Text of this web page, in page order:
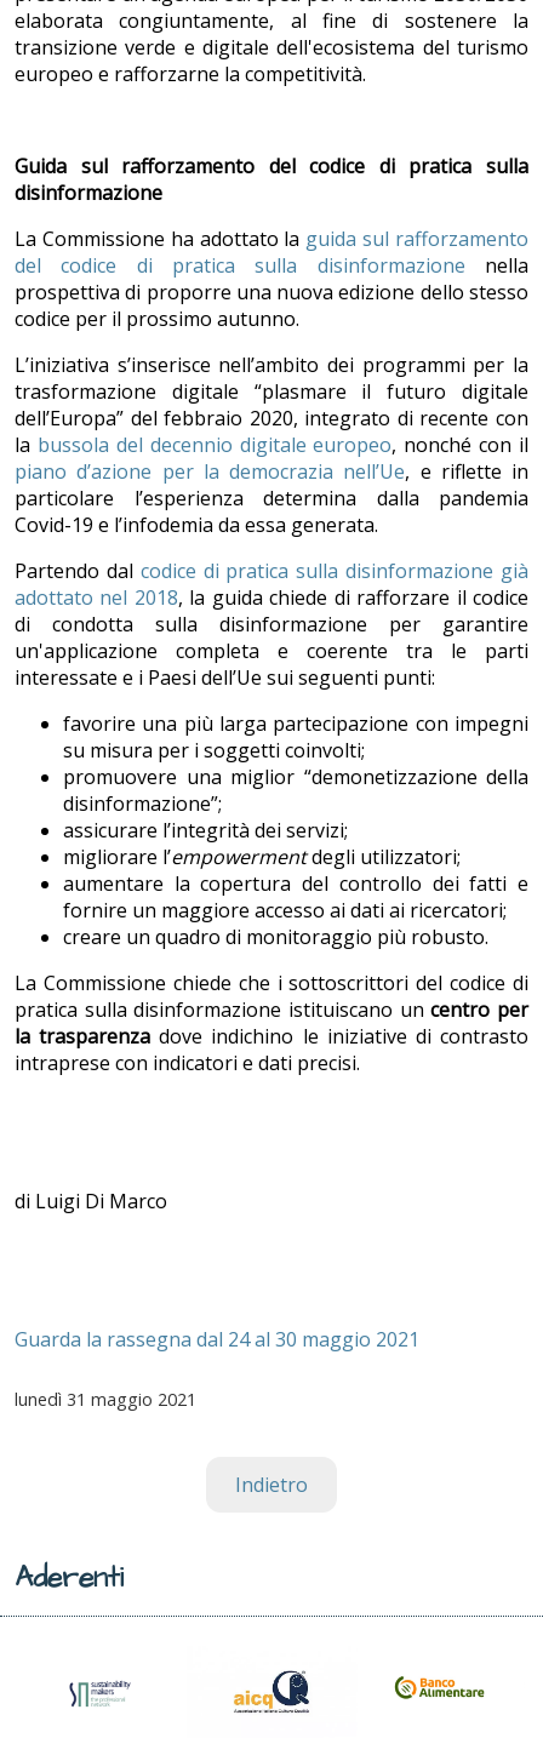
elaborata congiuntamente, al fine di sostenere la
transizione verde e digitale dell'ecosistema del turismo
europeo e rafforzarne la competitività.
Guida sul rafforzamento del codice di pratica sulla
disinformazione
La Commissione ha adottato la guida sul rafforzamento
del codice di pratica sulla disinformazione nella
prospettiva di proporre una nuova edizione dello stesso
codice per il prossimo autunno.
L’iniziativa s’inserisce nell’ambito dei programmi per la
trasformazione digitale “plasmare il futuro digitale
dell’Europa” del febbraio 2020, integrato di recente con
la bussola del decennio digitale europeo, nonché con il
piano d’azione per la democrazia nell’Ue, e riflette in
particolare l’esperienza determina dalla pandemia
Covid-19 e l’infodemia da essa generata.
Partendo dal codice di pratica sulla disinformazione già
adottato nel 2018, la guida chiede di rafforzare il codice
di condotta sulla disinformazione per garantire
un'applicazione completa e coerente tra le parti
interessate e i Paesi dell’Ue sui seguenti punti:
favorire una più larga partecipazione con impegni
su misura per i soggetti coinvolti;
promuovere una miglior “demonetizzazione della
disinformazione”;
assicurare l’integrità dei servizi;
migliorare l’empowermentdegli utilizzatori;
aumentare la copertura del controllo dei fatti e
fornire un maggiore accesso ai dati ai ricercatori;
creare un quadro di monitoraggio più robusto.
La Commissione chiede che i sottoscrittori del codice di
pratica sulla disinformazione istituiscano uncentro per
la trasparenza dove indichino le iniziative di contrasto
intraprese con indicatori e dati precisi.
di Luigi Di Marco
Guarda la rassegna dal 24 al 30 maggio 2021
lunedì 31 maggio 2021
Indietro
Aderenti